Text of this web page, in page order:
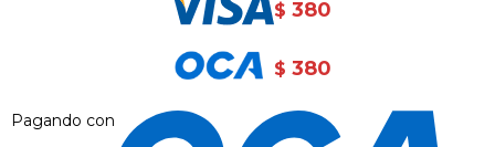
$ 380
$ 380
Pagando con